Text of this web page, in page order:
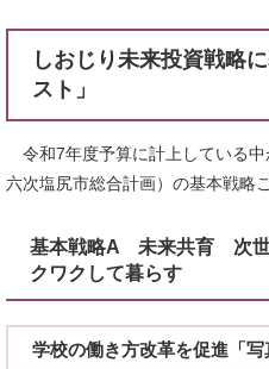
しおじり未来投資戦略
スト」
令和7年度予算に計上している
六次塩尻市総合計画）の基本戦略
基本戦略A 未来共育 次世
クワクして暮らす
学校の働き方改革を促進「写